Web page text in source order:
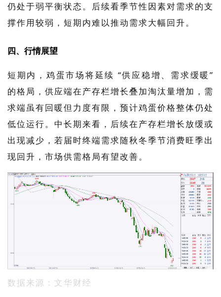
仍处于弱平衡状态。后续看季节性因素对需求的支
撑作用较弱，短期内难以推动需求大幅回升。
四、行情展望
短期内，鸡蛋市场将延续 “供应稳增、需求缓暖”
的格局，供应端在产存栏增长叠加淘汰量增加，需
求端虽有回暖但力度有限，预计鸡蛋价格整体仍处
低位运行。中长期来看，后续在产存栏增长放缓或
出现减少，若届时终端需求随秋冬季节消费旺季出
现回升，市场供需格局有望改善。
数据来源：文华财经